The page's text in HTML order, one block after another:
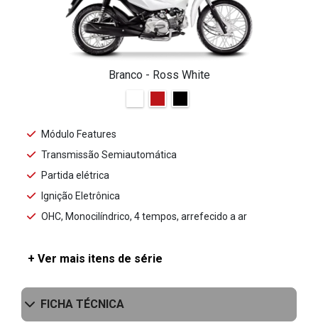
Branco - Ross White
Módulo Features
Transmissão Semiautomática
Partida elétrica
Ignição Eletrônica
OHC, Monocilíndrico, 4 tempos, arrefecido a ar
+ Ver mais itens de série
FICHA TÉCNICA